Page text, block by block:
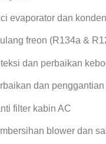
evaporator dan
ulang freon (R134a &
dan perbaikan
dan
filter kabin AC
blower dan